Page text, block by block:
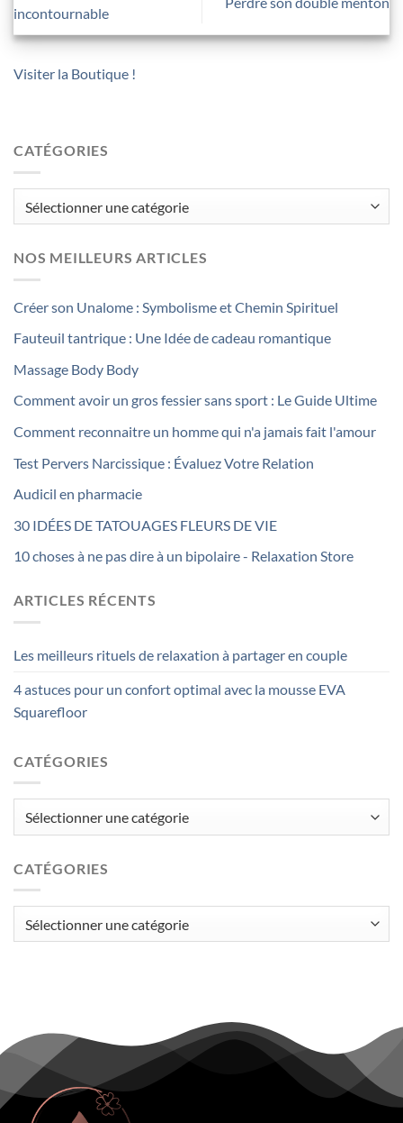
incontournable
Visiter la Boutique !
CATÉGORIES
NOS MEILLEURS ARTICLES
Créer son Unalome : Symbolisme et Chemin Spirituel
Fauteuil tantrique : Une Idée de cadeau romantique
Massage Body Body
Comment avoir un gros fessier sans sport : Le Guide Ultime
Comment reconnaitre un homme qui n'a jamais fait l'amour
Test Pervers Narcissique : Évaluez Votre Relation
Audicil en pharmacie
30 IDÉES DE TATOUAGES FLEURS DE VIE
10 choses à ne pas dire à un bipolaire - Relaxation Store
ARTICLES RÉCENTS
Les meilleurs rituels de relaxation à partager en couple
4 astuces pour un confort optimal avec la mousse EVA
Squarefloor
CATÉGORIES
CATÉGORIES